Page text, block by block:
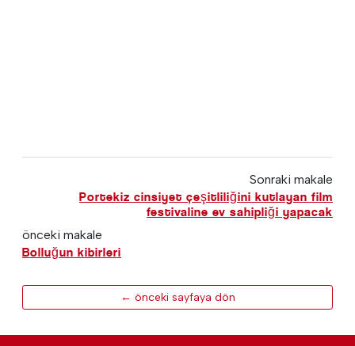
Sonraki makale
Portekiz cinsiyet çeşitliliğini kutlayan film
festivaline ev sahipliği yapacak
önceki makale
Bolluğun kibirleri
← önceki sayfaya dön